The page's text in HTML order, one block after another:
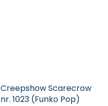
Creepshow Scarecrow
nr. 1023 (Funko Pop)